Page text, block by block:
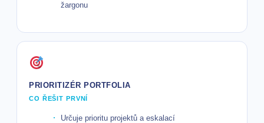
žargonu
PRIORITIZÉR PORTFOLIA
CO ŘEŠIT PRVNÍ
Určuje prioritu projektů a eskalací